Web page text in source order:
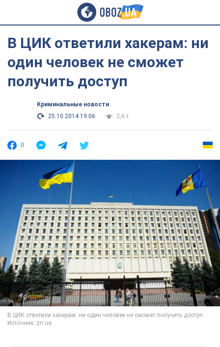
В ЦИК ответили хакерам: ни
один человек не сможет
получить доступ
Криминальные новости
25.10.2014 19:06
2,6 т.
0